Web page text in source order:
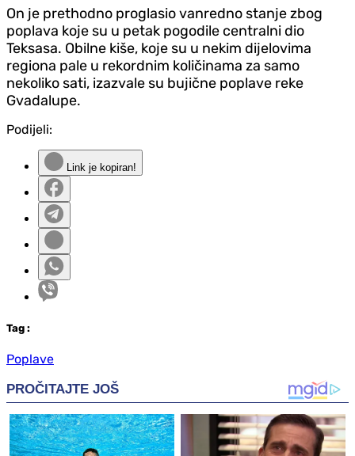
On je prethodno proglasio vanredno stanje zbog
poplava koje su u petak pogodile centralni dio
Teksasa. Obilne kiše, koje su u nekim dijelovima
regiona pale u rekordnim količinama za samo
nekoliko sati, izazvale su bujične poplave reke
Gvadalupe.
Podijeli:
Link je kopiran!
Tag :
Poplave